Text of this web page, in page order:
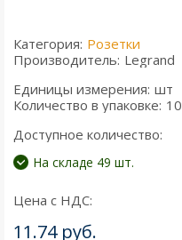
Категория: Розетки
Производитель: Legrand
Единицы измерения: шт
Количество в упаковке: 10
Доступное количество:
На складе 49 шт.
Цена с НДС:
11.74 руб.